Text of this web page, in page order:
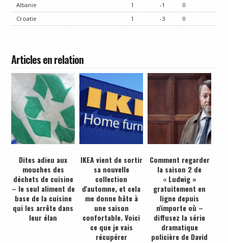
Albanie
1 -1
0
Croatie
1 -3 0
Articles en relation
Dites adieu aux
mouches des
déchets de cuisine
– le seul aliment de
base de la cuisine
qui les arrête dans
leur élan
IKEA vient de sortir
sa nouvelle
collection
d'automne, et cela
me donne hâte à
une saison
confortable. Voici
ce que je vais
récupérer
Comment regarder
la saison 2 de
« Ludwig »
gratuitement en
ligne depuis
n'importe où –
diffusez la série
dramatique
policière de David